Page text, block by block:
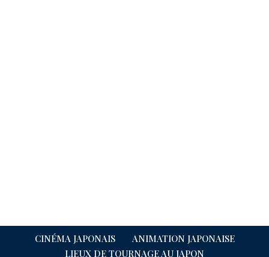
CINÉMA JAPONAIS
ANIMATION JAPONAISE
LIEUX DE TOURNAGE AU JAPON